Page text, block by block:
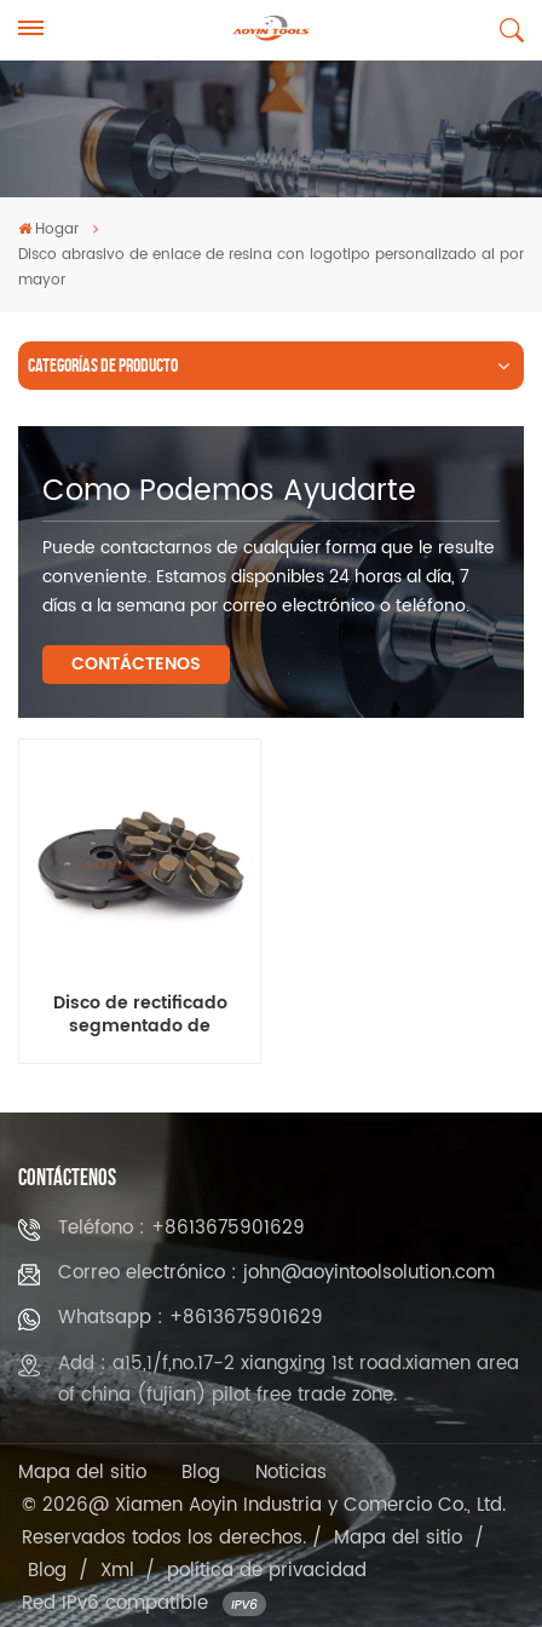
Hogar
Disco abrasivo de enlace de resina con logotipo personalizado al por
mayor
CATEGORÍAS DE PRODUCTO
Como Podemos Ayudarte
Puede contactarnos de cualquier forma que le resulte
conveniente. Estamos disponibles 24 horas al día, 7
días a la semana por correo electrónico o teléfono.
CONTÁCTENOS
Disco de rectificado
segmentado de
CONTÁCTENOS
Teléfono : +8613675901629
Correo electrónico : john@aoyintoolsolution.com
Whatsapp : +8613675901629
Add : a15,1/f,no.17-2 xiangxing 1st road.xiamen area
of china (fujian) pilot free trade zone.
Mapa del sitio Blog
Noticias
© 2026@ Xiamen Aoyin Industria y Comercio Co., Ltd.
Reservados todos los derechos. /Mapa del sitio /
Blog / Xml/política de privacidad
Red IPv6 compatible